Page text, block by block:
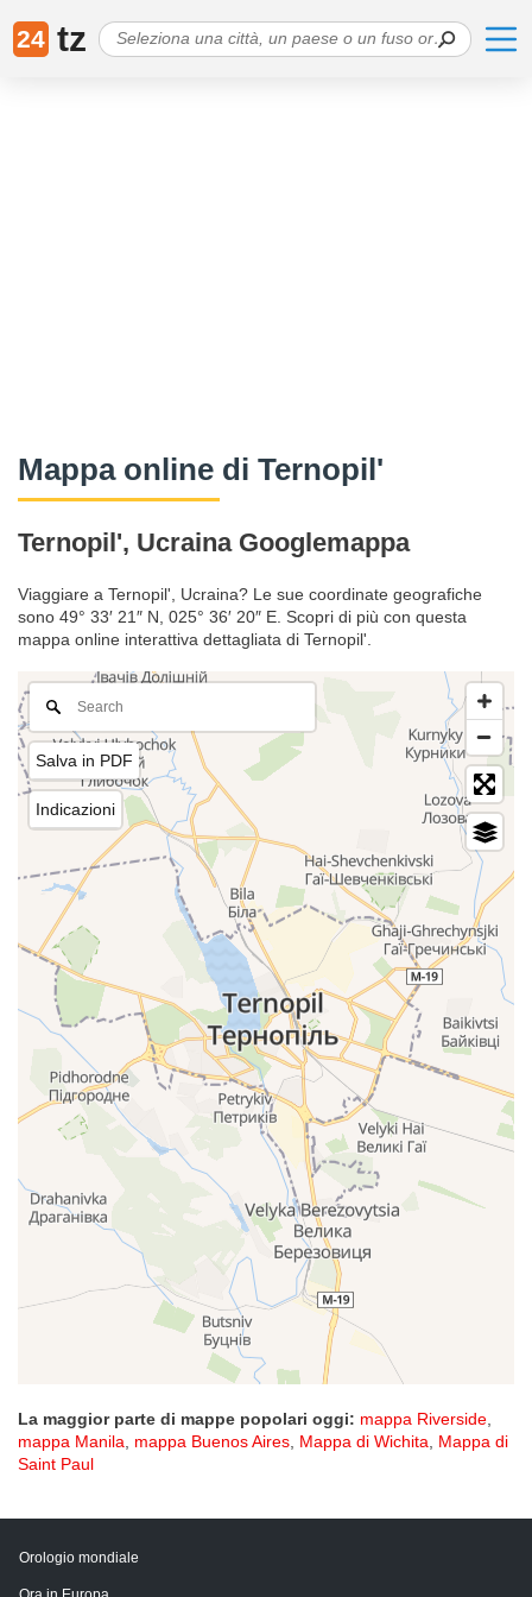
24 tz
Mappa online di Ternopil'
Ternopil', Ucraina Googlemappa
Viaggiare a Ternopil', Ucraina? Le sue coordinate geografiche
sono 49° 33′ 21″ N, 025° 36′ 20″ E. Scopri di più con questa
mappa online interattiva dettagliata di Ternopil'.
Salva in PDF
Indicazioni
La maggior parte di mappe popolari oggi: mappa Riverside,
mappa Manila, mappa Buenos Aires, Mappa di Wichita, Mappa di
Saint Paul
Orologio mondiale